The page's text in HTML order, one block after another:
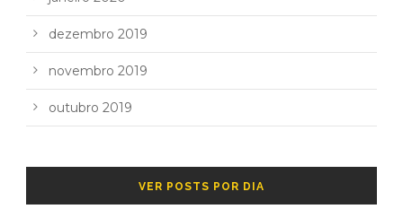
dezembro 2019
novembro 2019
outubro 2019
VER POSTS POR DIA